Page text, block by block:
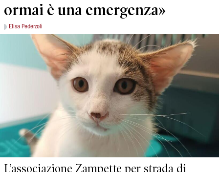
ormai è una emergenza»
Elisa Pederzoli
L’associazione Zampette per strada di